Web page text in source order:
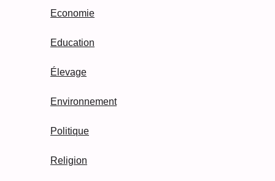
Economie
Education
Élevage
Environnement
Politique
Religion